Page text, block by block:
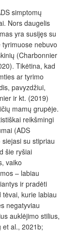
simptomų
Nors daugelis
yra susijęs su
nebuvo
(Charbonnier
Tikėtina, kad
ar tyrimo
pavyzdžiui,
ir kt. (2019)
mamų grupėje.
reikšmingi
(ADS
su stipriau
šie ryšiai
vaiko
– labiau
ir pradėti
kurie labiau
negatyviau
auklėjimo stilius,
et al., 2021b;